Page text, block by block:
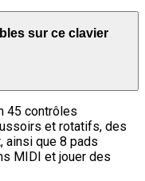
sur ce clavier
45 contrôles
et rotatifs, des
ainsi que 8 pads
MIDI et jouer des